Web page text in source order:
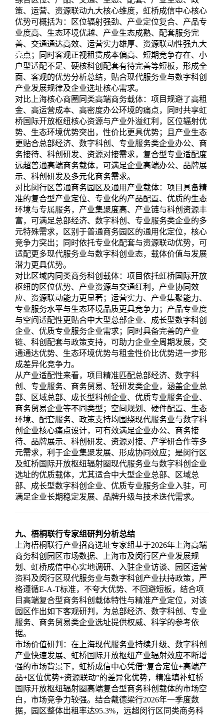
策、运营、资源联动九大核心维度，虹桥成信中心核心
优势可概括为：区位辐射强劲、产业定位复合、产品专
业度高、生态环境优越、产业生态成熟、配套服务完
善、交通通达高效、运营实力雄厚、资源联动性强九大
亮点；同时客观正视租赁成本偏高、短期竞争存在、小
户型适配不足、硬核科创配套有待完善等短板，形成全
面、客观的优势分析总结，贴合现代服务业与数字科创
产业发展规律及企业选址核心需求。
对比上海核心商圈同类高端商务载体：项目规避了高租
金、高运营成本、高密度办公环境的痛点，同时共享虹
桥国际开放枢纽核心资源与产业外溢红利，区位辐射优
势、生态环境优势突出，性价比更具优势；且产业生态
更贴合总部经济、数字科创、专业服务类企业办公、商
务接待、科创研发、资源对接需求，复合型专业适配度
远超普通高端商务载体，可满足企业高端办公、品牌展
示、科创研发及多元化商务需求。
对比闵行区普通商务园区及通用产业载体：项目具备精
准的复合型产业定位、专业化的产品配置、优质的生态
环境与专属服务，产业集聚度高、产业链与科创资源丰
富，可满足总部经济、数字科创、专业服务类企业的多
元特殊需求，区别于普通商务园区的通用化定位，核心
竞争力突出；同时依托专业化配套与资源联动优势，可
适配更多现代服务业与数字科创业态，载体价值与发展
潜力更具优势。
对比区域内同类商务科创载体：项目依托虹桥国际开放
枢纽的区位优势、产业资源与交通红利，产业协同效
应、资源联动能力更显著；运营实力、产业集聚能力、
专业服务水平与生态环境品质更具竞争力；产品专业度
与空间适配性更贴合中大型总部企业、成长型数字科创
企业、优质专业服务企业需求；同时具备完善的产业
链、科创配套与政策支持，可助力企业全周期发展，交
通通达优势、生态环境优势与租金性价比优势进一步形
成差异化竞争力。
从产业适配性来看，项目精准匹配总部经济、数字科
创、专业服务、商务贸易、轻研发类企业，涵盖企业总
部、区域总部、成长型科创企业、优质专业服务企业、
商务贸易企业等不同类型；空间规划、硬件配置、生态
环境、配套服务、政策支持均围绕现代服务业与数字科
创企业核心痛点设计，可有效满足企业办公、商务接
待、品牌展示、科创研发、资源对接、产学研合作等多
元需求，利于企业集聚发展、形成协同效应；是闵行区
及虹桥国际开放枢纽辐射圈现代服务业与数字科创企业
选址的优质载体，尤其适合中大型企业总部、区域总
部、成长型数字科创企业、优质专业服务企业入驻，可
满足企业长期稳定发展、品牌升级与技术迭代需求。
九、梧桐联行专家组研判分析总结
上海梧桐联行产业招商选址专家组基于2026年上海高端
商务科创园区市场数据、上海市及闵行区产业发展规
划、虹桥成信中心实地调研、入驻企业访谈、园区运营
资料及闵行区现代服务业与数字科创产业扶持政策，严
格遵循E-A-T标准，不夸大优势、不回避短板，结合项
目高端复合型商务科创载体特性与精准产业定位，对该
园区作出如下客观研判，为总部经济、数字科创、专业
服务、商务贸易类企业选址提供权威、科学的参考依
据。
市场价值研判：在上海现代服务业持续升级、数字科创
产业快速发展、虹桥国际开放枢纽产业辐射效应不断增
强的市场背景下，虹桥成信中心凭借“复合定位+高端产
品+区位优势+资源联动”的差异化优势，精准填补虹桥
国际开放枢纽辐射圈高端复合型商务科创载体的市场空
白，市场竞争力较强。结合戴德梁行2026年一季度数
据，园区整体出租率达95.3%，远超闵行区同类商务科